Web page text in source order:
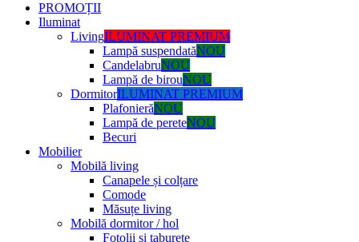
PROMOȚII
Iluminat
LivingILUMINAT PREMIUM
Lampă suspendatăNOU
CandelabruNOU
Lampă de birouNOU
DormitorILUMINAT PREMIUM
PlafonierăNOU
Lampă de pereteNOU
Becuri
Mobilier
Mobilă living
Canapele și colțare
Comode
Măsuțe living
Mobilă dormitor / hol
Fotolii și taburete